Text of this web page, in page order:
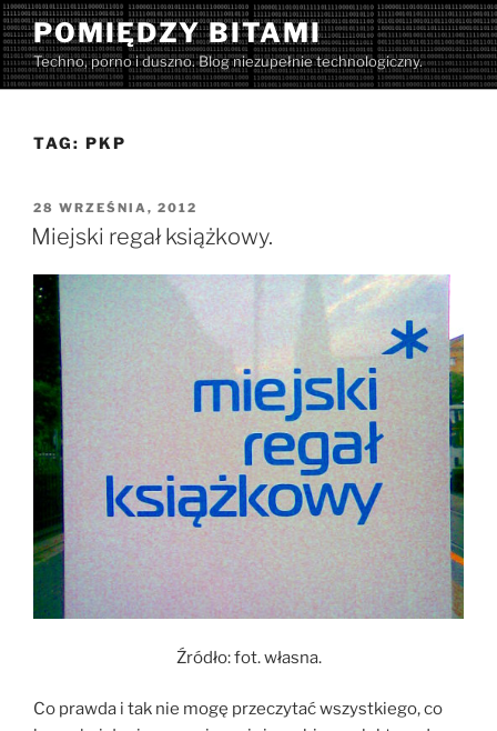
Przejdź
do
treści
POMIĘDZY BITAMI
Techno, porno i duszno. Blog niezupełnie technologiczny.
TAG: PKP
OPUBLIKOWANE
W
28 WRZEŚNIA, 2012
Miejski regał książkowy.
Źródło: fot. własna.
Co prawda i tak nie mogę przeczytać wszystkiego, co